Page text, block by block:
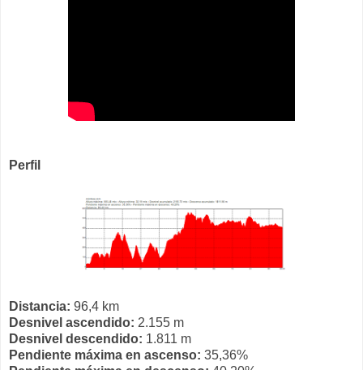
Perfil
Distancia: 96,4 km
Desnivel ascendido: 2.155 m
Desnivel descendido: 1.811 m
Pendiente máxima en ascenso: 35,36%